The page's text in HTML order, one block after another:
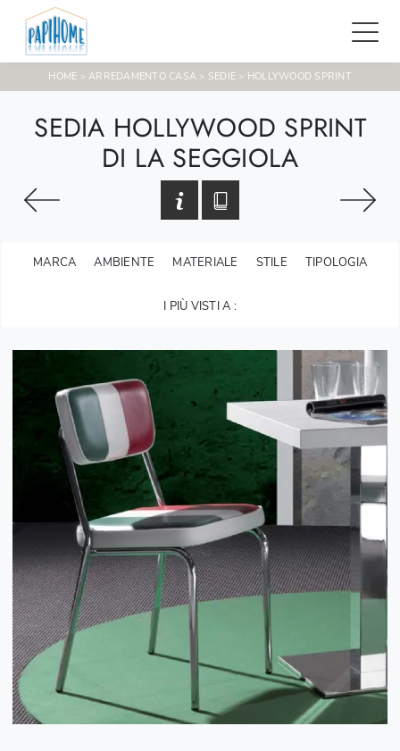
HOME > ARREDAMENTO CASA > SEDIE > HOLLYWOOD SPRINT
SEDIA HOLLYWOOD SPRINT
DI LA SEGGIOLA
MARCA AMBIENTE MATERIALE STILE TIPOLOGIA
I PIÙ VISTI A :